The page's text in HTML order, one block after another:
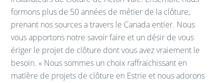
formons plus de 50 années de métier de la clôture,
prenant nos sources a travers le Canada entier. Nous
vous apportons notre savoir faire et un désir de vous
ériger le projet de clôture dont vous avez vraiement le
besoin. « Nous sommes un choix raffraichissant en
matière de projets de clôture en Estrie et nous adorons